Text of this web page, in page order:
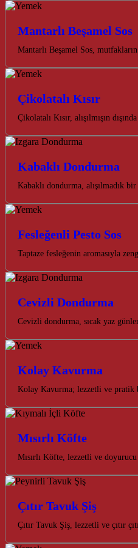
Mantarlı Beşamel Sos
Mantarlı Beşamel Sos,
Çikolatalı Kısır
Çikolatalı Kısır, alışılmışın
Kabaklı Dondurma
Kabaklı dondurma, alışılmadık
Fesleğenli Pesto Sos
Taptaze fesleğenin aromasıyla
Cevizli Dondurma
Cevizli dondurma, sıcak yaz
Kolay Kavurma
Kolay Kavurma; lezzetli ve pratik
Mısırlı Köfte
Mısırlı Köfte, lezzetli ve
Çıtır Tavuk Şiş
Çıtır Tavuk Şiş, lezzetli ve çıtır